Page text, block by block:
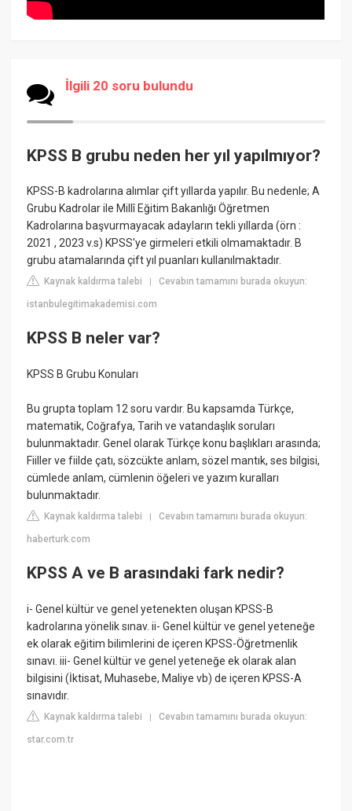
İlgili 20 soru bulundu
KPSS B grubu neden her yıl yapılmıyor?
KPSS-B kadrolarına alımlar çift yıllarda yapılır. Bu nedenle; A
Grubu Kadrolar ile Millî Eğitim Bakanlığı Öğretmen
Kadrolarına başvurmayacak adayların tekli yıllarda (örn :
2021 , 2023 v.s) KPSS'ye girmeleri etkili olmamaktadır. B
grubu atamalarında çift yıl puanları kullanılmaktadır.
Kaynak kaldırma talebi |Cevabın tamamını burada okuyun:
istanbulegitimakademisi.com
KPSS B neler var?
KPSS B Grubu Konuları
Bu grupta toplam 12 soru vardır. Bu kapsamda Türkçe,
matematik, Coğrafya, Tarih ve vatandaşlık soruları
bulunmaktadır. Genel olarak Türkçe konu başlıkları arasında;
Fiiller ve fiilde çatı, sözcükte anlam, sözel mantık, ses bilgisi,
cümlede anlam, cümlenin öğeleri ve yazım kuralları
bulunmaktadır.
Kaynak kaldırma talebi |Cevabın tamamını burada okuyun:
haberturk.com
KPSS A ve B arasındaki fark nedir?
i- Genel kültür ve genel yetenekten oluşan KPSS-B
kadrolarına yönelik sınav. ii- Genel kültür ve genel yeteneğe
ek olarak eğitim bilimlerini de içeren KPSS-Öğretmenlik
sınavı. iii- Genel kültür ve genel yeteneğe ek olarak alan
bilgisini (İktisat, Muhasebe, Maliye vb) de içeren KPSS-A
sınavıdır.
Kaynak kaldırma talebi |Cevabın tamamını burada okuyun:
star.com.tr